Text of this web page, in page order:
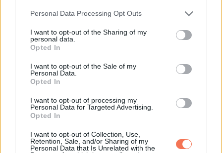
Please note that this website/app uses one or more Google
not limited to your visit or usage behaviour. You may click to
grant or deny consent to Google and its third-party tags to
use your data for below specified purposes in below Google
consent section.
Personal Data Processing Opt Outs
I want to opt-out of the Sharing of my
personal data.
Opted In
I want to opt-out of the Sale of my
Personal Data.
Opted In
I want to opt-out of processing my
Personal Data for Targeted Advertising.
Opted In
I want to opt-out of Collection, Use,
Retention, Sale, and/or Sharing of my
Personal Data that Is Unrelated with the